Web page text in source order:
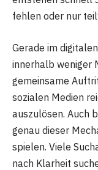
fehlen oder nur
Gerade im
innerhalb weniger
gemeinsame
sozialen Medien
auszulösen. Auch
genau dieser
spielen. Viele
nach Klarheit